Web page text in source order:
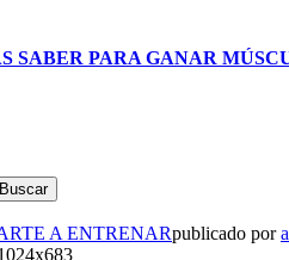
SABER PARA GANAR
A ENTRENARpublicado por